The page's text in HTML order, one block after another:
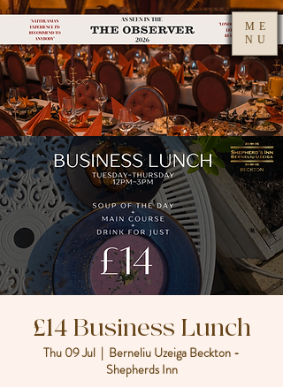
ME
NU
£14 Business Lunch
Thu 09 Jul
  |
Berneliu Uzeiga Beckton -
Shepherds Inn